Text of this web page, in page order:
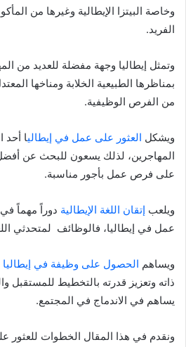
وخاصة البيتزا الإيطالية وغيرها من
الفريد.
وتمثل إيطاليا وجهة مفضلة للعديد من
بمناظرها الطبيعية الخلابة ومناخها
من الفرص الوظيفية.
ويشكل العثور على عمل في إيطاليا أحد
المهاجرين، لذلك يسعون للبحث عن
على فرص عمل بأجور مناسبة.
ويلعب إتقان اللغة الإيطالية دوراً مهماً
عمل في إيطاليا، فالوظائف لمتحدثي
ويساهم الحصول على وظيفة في إيطاليا
ذاته وتعزيز قدرته بالتخطيط للمستقبل
يساهم في الاندماج في المجتمع.
ونقدم في هذا المقال الخطوات